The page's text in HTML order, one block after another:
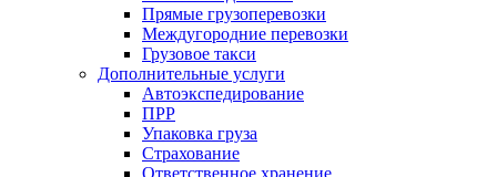
Прямые грузоперевозки
Междугородние перевозки
Грузовое такси
Дополнительные услуги
Автоэкспедирование
ПPР
Упаковка груза
Cтрахование
Ответственное хранение